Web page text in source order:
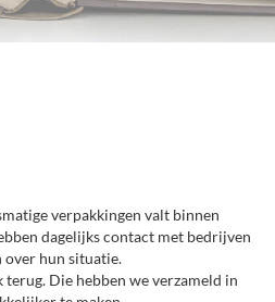
verpakkingen valt binnen
dagelijks contact met bedrijven
over hun situatie.
terug. Die hebben we verzameld in